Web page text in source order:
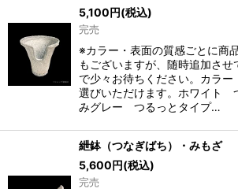
5,100円(税込)
完売
※カラー・表面の質感ごとに商
もございますが、随時追加させ
で少々お待ちください。カラー
選びいただけます。ホワイト
みグレー つるっとタイプ…
紲鉢（つなぎばち）・みもざ
5,600円(税込)
完売